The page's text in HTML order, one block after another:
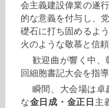
会主義建設偉業の遂
的な意義を付与し、
礎石に打ち固めるよ
火のような敬慕と信
歓迎曲が響く中、
回細胞書記大会を指
瞬間、大会場は卓
な金日成 ・ 金正日 主